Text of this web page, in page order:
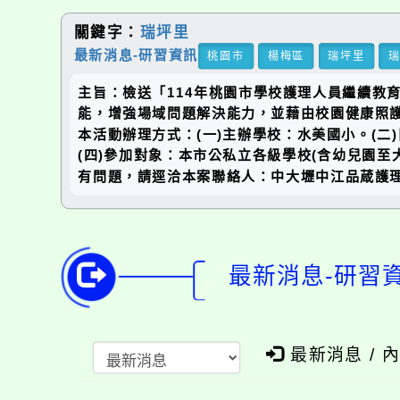
關鍵字： 瑞坪里
最新消息-研習資訊 桃園市 楊梅區 瑞坪里
主旨：檢送「114年桃園市學校護理人員繼續教
能，增強場域問題解決能力，並藉由校園健康照
本活動辦理方式：(一)主辦學校：水美國小。(
(四)參加對象：本市公私立各級學校(含幼兒園
有問題，請逕洽本案聯絡人：中大壢中江品葴護
最新消息-研習
最新消息 /